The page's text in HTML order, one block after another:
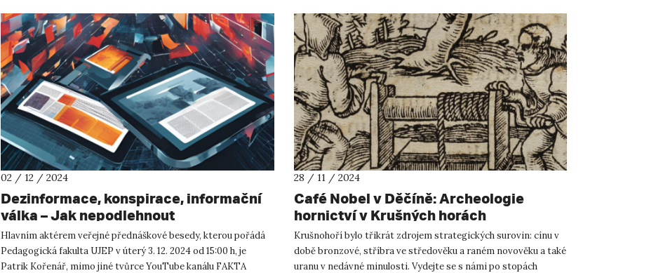
02 / 12 / 2024
Dezinformace, konspirace, informační
válka – Jak nepodlehnout
Hlavním aktérem veřejné přednáškové besedy, kterou pořádá
Pedagogická fakulta UJEP v úterý 3. 12. 2024 od 15:00 h, je
Patrik Kořenář, mimo jiné tvůrce YouTube kanálu FAKTA
28 / 11 / 2024
Café Nobel v Děčíně: Archeologie
hornictví v Krušných horách
Krušnohoří bylo třikrát zdrojem strategických surovin: cínu v
době bronzové, stříbra ve středověku a raném novověku a také
uranu v nedávné minulosti. Vydejte se s námi po stopách